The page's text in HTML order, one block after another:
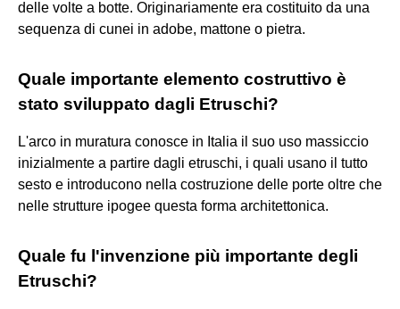
delle volte a botte. Originariamente era costituito da una
sequenza di cunei in adobe, mattone o pietra.
Quale importante elemento costruttivo è
stato sviluppato dagli Etruschi?
L'arco in muratura conosce in Italia il suo uso massiccio
inizialmente a partire dagli etruschi, i quali usano il tutto
sesto e introducono nella costruzione delle porte oltre che
nelle strutture ipogee questa forma architettonica.
Quale fu l'invenzione più importante degli
Etruschi?